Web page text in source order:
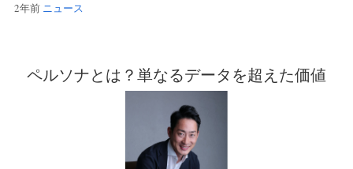
2年前 ニュース
ペルソナとは？単なるデータを超えた価値